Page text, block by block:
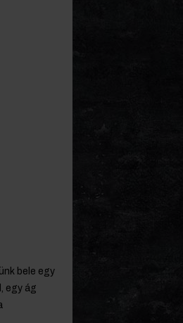
bele egy
egy ág